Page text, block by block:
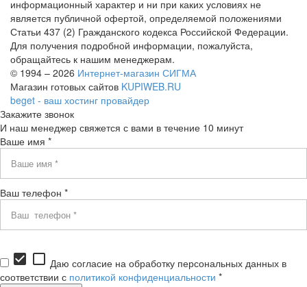
информационный характер и ни при каких условиях не
является публичной офертой, определяемой положениями
Статьи 437 (2) Гражданского кодекса Российской Федерации.
Для получения подробной информации, пожалуйста,
обращайтесь к нашим менеджерам.
© 1994 – 2026 Интернет-магазин СИГМА
Магазин готовых сайтов KUPIWEB.RU
beget - ваш хостинг провайдер
Закажите звонок
И наш менеджер свяжется с вами в течение 10 минут
Ваше имя *
Ваш телефон *
check_box check_box_outline_blank Даю согласие на обработку персональных данных в
соответствии с политикой конфиденциальности *